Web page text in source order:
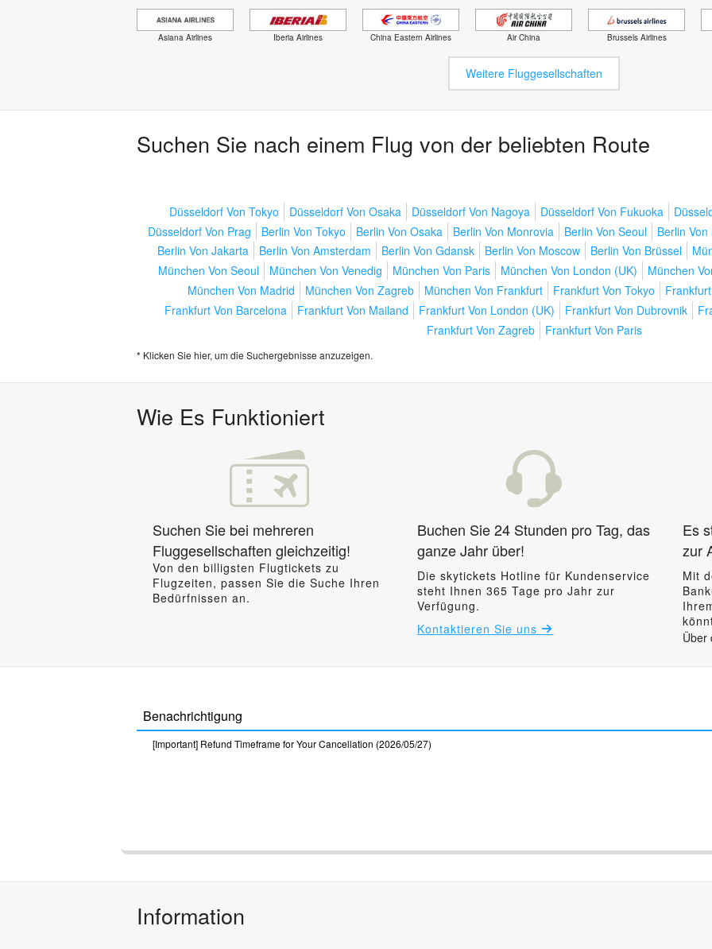
Asiana Airlines Iberia Airlines China Eastern Airlines Air China Brussels Airlines
Weitere Fluggesellschaften
Suchen Sie nach einem Flug von der beliebten Route
Düsseldorf Von Tokyo Düsseldorf Von Osaka Düsseldorf Von Nagoya Düsseldorf Von Fukuoka
Düsseldorf Von Prag
Berlin Von Tokyo Berlin Von Osaka Berlin Von Monrovia Berlin Von Seoul Berlin Von
Berlin Von Jakarta
Berlin Von Amsterdam Berlin Von Gdansk Berlin Von Moscow Berlin Von Brüssel
München Von Seoul
München Von Venedig München Von Paris München Von London (UK) München
München Von Madrid
München Von Zagreb München Von Frankfurt Frankfurt Von Tokyo
Frankfurt Von Barcelona
Frankfurt Von Mailand Frankfurt Von London (UK) Frankfurt Von Dubrovnik
Frankfurt Von Zagreb
Frankfurt Von Paris
* Klicken Sie hier, um die Suchergebnisse anzuzeigen.
Wie Es Funktioniert
Suchen Sie bei mehreren
Fluggesellschaften gleichzeitig!
Von den billigsten Flugtickets zu
Flugzeiten, passen Sie die Suche Ihren
Bedürfnissen an.
Buchen Sie 24 Stunden pro Tag, das
ganze Jahr über!
Die skytickets Hotline für Kundenservice
steht Ihnen 365 Tage pro Jahr zur
Verfügung.
Kontaktieren Sie uns
Es
zur
Mit
Über
Benachrichtigung
[Important] Refund Timeframe for Your Cancellation (2026/05/27)
Information